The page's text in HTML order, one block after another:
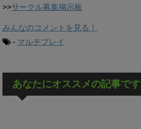
>>サークル募集掲示板
みんなのコメントを見る！
- マルチプレイ
あなたにオススメの記事です